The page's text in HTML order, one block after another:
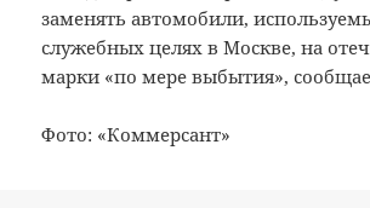
заменять автомобили,
служебных целях в Москве, на
марки «по мере выбытия»,
Фото: «Коммерсант»